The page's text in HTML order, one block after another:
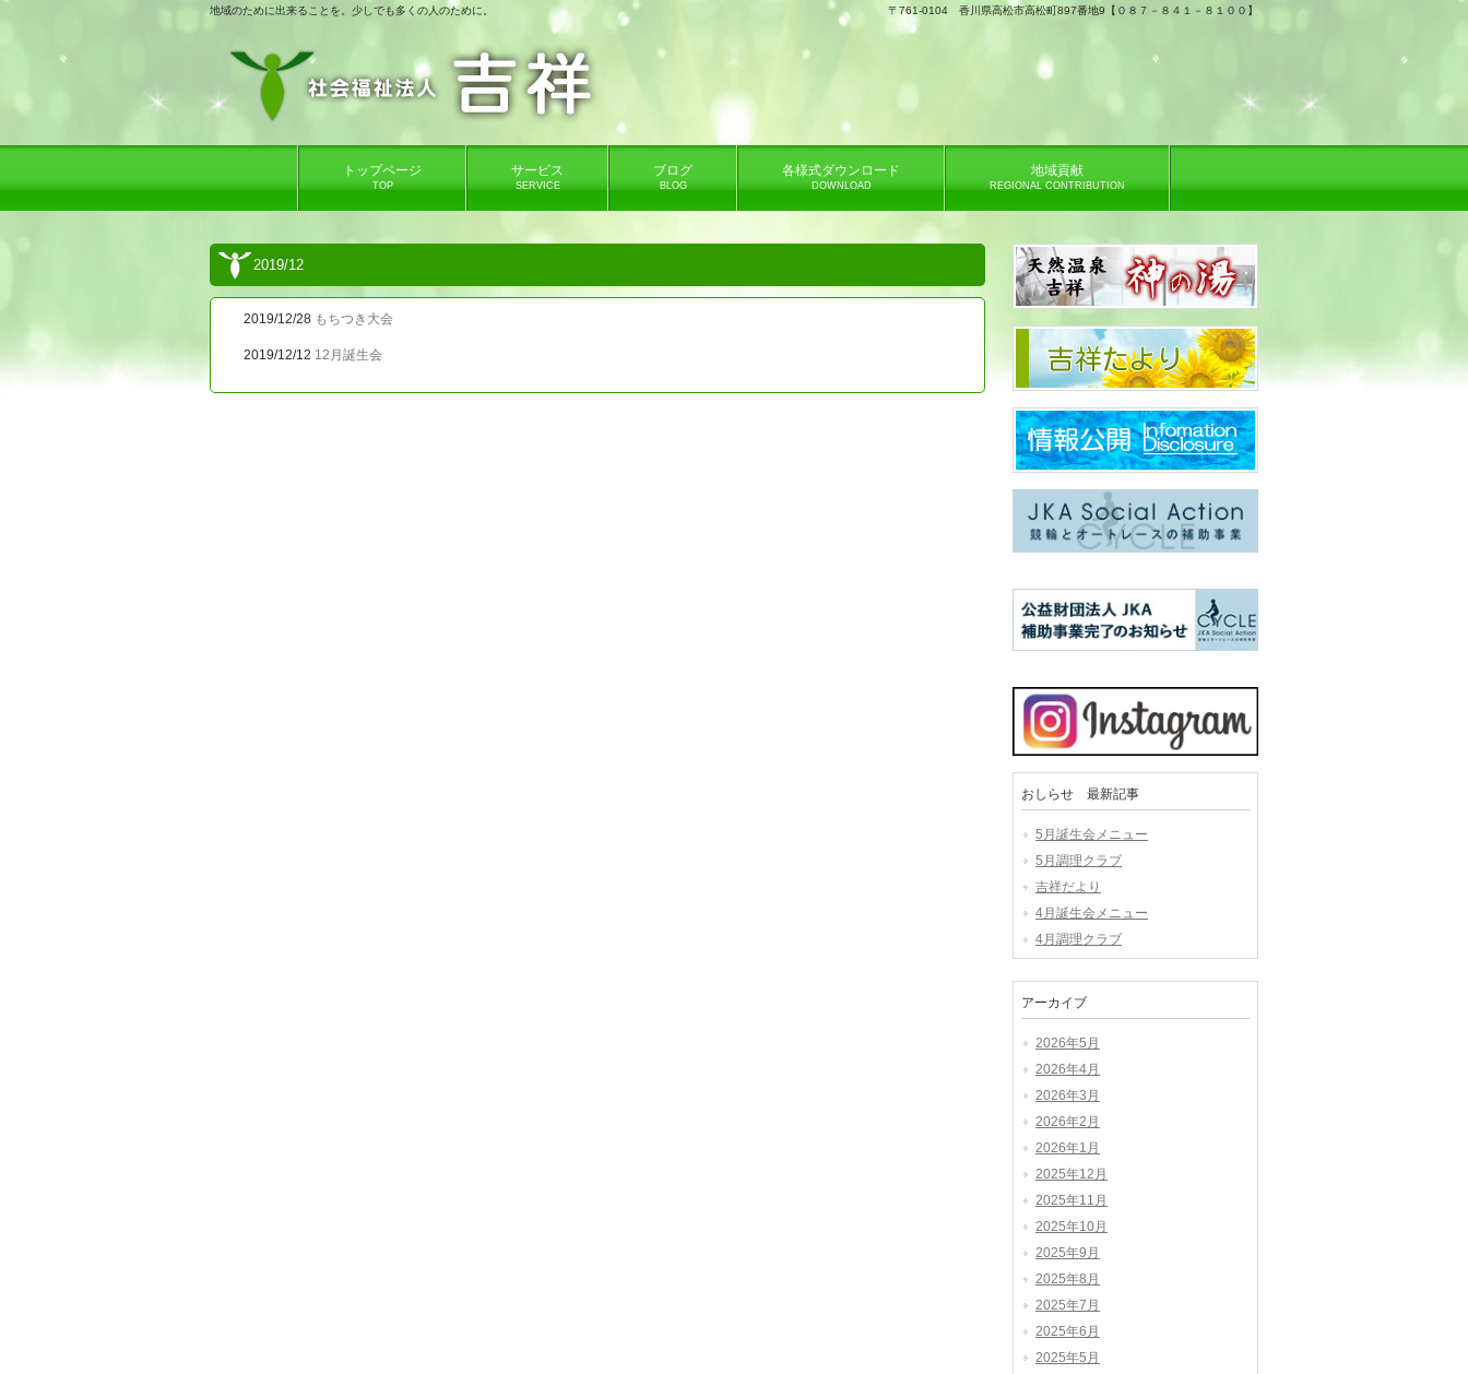
地域のために出来ることを。少しでも多くの人のために。 〒761-0104 香川県高松市高松町897番地9【０８７－８４１－８１００】
トップページ
TOP
サービス
SERVICE
ブログ
BLOG
各様式ダウンロード
DOWNLOAD
地域貢献
REGIONAL CONTRIBUTION
2019/12
2019/12/28 もちつき大会
2019/12/12 12月誕生会
おしらせ 最新記事
5月誕生会メニュー
5月調理クラブ
吉祥だより
4月誕生会メニュー
4月調理クラブ
アーカイブ
2026年5月
2026年4月
2026年3月
2026年2月
2026年1月
2025年12月
2025年11月
2025年10月
2025年9月
2025年8月
2025年7月
2025年6月
2025年5月